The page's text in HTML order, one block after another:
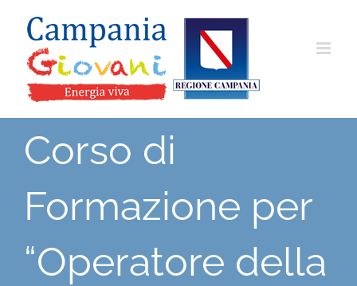
contenuto
Corso di
Formazione per
“Operatore della